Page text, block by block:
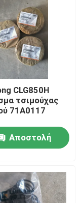
CLG850H
τσιμούχας
71A0117
Αποστολή